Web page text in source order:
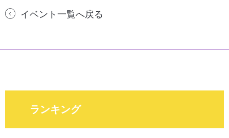
イベント一覧へ戻る
ランキング